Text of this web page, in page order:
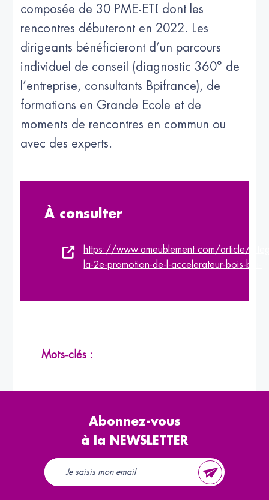
composée de 30 PME-ETI dont les
rencontres débuteront en 2022. Les
dirigeants bénéficieront d’un parcours
individuel de conseil (diagnostic 360° de
l’entreprise, consultants Bpifrance), de
formations en Grande Ecole et de
moments de rencontres en commun ou
avec des experts.
À consulter
https://www.ameublement.com/article/
la-2e-promotion-de-l-accelerateur-bois-bpi-
Mots-clés :
Abonnez-vous
à la NEWSLETTER